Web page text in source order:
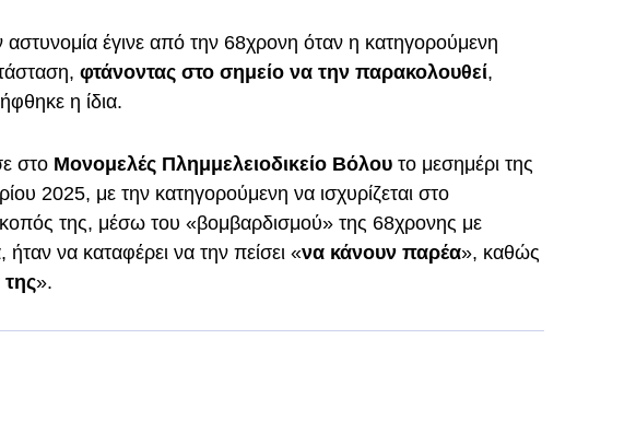
αστυνομία έγινε από την 68χρονη όταν η κατηγορούμενη
φτάνοντας στο σημείο να την παρακολουθεί,
η ίδια.
στο Μονομελές Πλημμελειοδικείο Βόλου το μεσημέρι της
2025, με την κατηγορούμενη να ισχυρίζεται στο
της, μέσω του «βομβαρδισμού» της 68χρονης με
να καταφέρει να την πείσει «να κάνουν παρέα», καθώς
της».